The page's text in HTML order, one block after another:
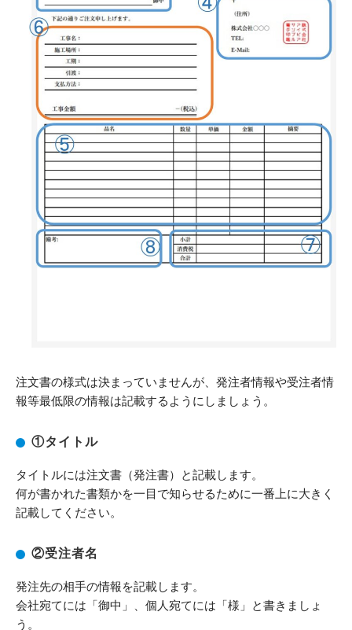
注文書の様式は決まっていませんが、発注者情報や受注者情
報等最低限の情報は記載するようにしましょう。
①タイトル
タイトルには注文書（発注書）と記載します。
何が書かれた書類かを一目で知らせるために一番上に大きく
記載してください。
②受注者名
発注先の相手の情報を記載します。
会社宛てには「御中」、個人宛てには「様」と書きましょ
う。